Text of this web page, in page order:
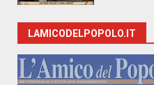
LAMICODELPOPOLO.IT